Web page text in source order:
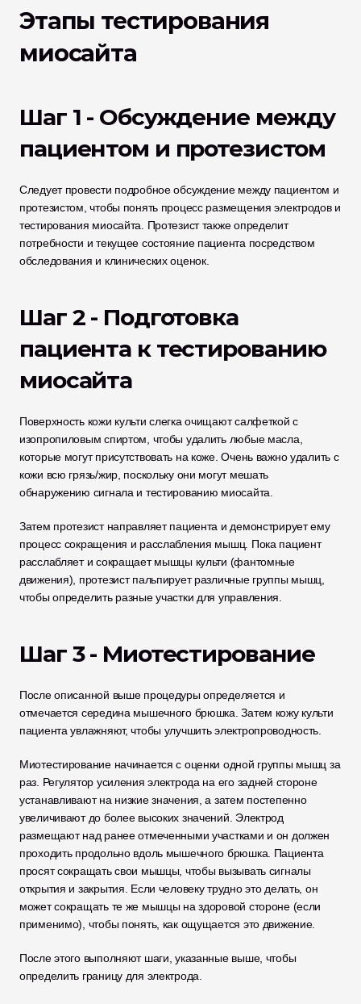
Этапы тестирования
миосайта
Шаг 1 - Обсуждение между
пациентом и протезистом
Следует провести подробное обсуждение между пациентом и
протезистом, чтобы понять процесс размещения электродов и
тестирования миосайта. Протезист также определит
потребности и текущее состояние пациента посредством
обследования и клинических оценок.
Шаг 2 - Подготовка
пациента к тестированию
миосайта
Поверхность кожи культи слегка очищают салфеткой с
изопропиловым спиртом, чтобы удалить любые масла,
которые могут присутствовать на коже. Очень важно удалить с
кожи всю грязь/жир, поскольку они могут мешать
обнаружению сигнала и тестированию миосайта.
Затем протезист направляет пациента и демонстрирует ему
процесс сокращения и расслабления мышц. Пока пациент
расслабляет и сокращает мышцы культи (фантомные
движения), протезист пальпирует различные группы мышц,
чтобы определить разные участки для управления.
Шаг 3 - Миотестирование
После описанной выше процедуры определяется и
отмечается середина мышечного брюшка. Затем кожу культи
пациента увлажняют, чтобы улучшить электропроводность.
Миотестирование начинается с оценки одной группы мышц за
раз. Регулятор усиления электрода на его задней стороне
устанавливают на низкие значения, а затем постепенно
увеличивают до более высоких значений. Электрод
размещают над ранее отмеченными участками и он должен
проходить продольно вдоль мышечного брюшка. Пациента
просят сокращать свои мышцы, чтобы вызывать сигналы
открытия и закрытия. Если человеку трудно это делать, он
может сокращать те же мышцы на здоровой стороне (если
применимо), чтобы понять, как ощущается это движение.
После этого выполняют шаги, указанные выше, чтобы
определить границу для электрода.